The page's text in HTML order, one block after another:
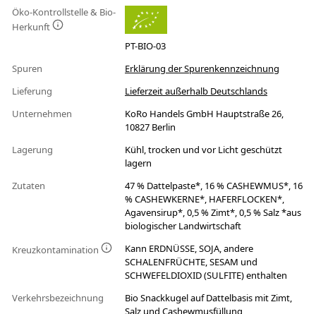
Öko-Kontrollstelle & Bio-
Herkunft
PT-BIO-03
Spuren
Erklärung der Spurenkennzeichnung
Lieferung
Lieferzeit außerhalb Deutschlands
Unternehmen
KoRo Handels GmbH Hauptstraße 26,
10827 Berlin
Lagerung
Kühl, trocken und vor Licht geschützt
lagern
Zutaten
47 % Dattelpaste*, 16 % CASHEWMUS*, 16
% CASHEWKERNE*, HAFERFLOCKEN*,
Agavensirup*, 0,5 % Zimt*, 0,5 % Salz *aus
biologischer Landwirtschaft
Kreuzkontamination
Kann ERDNÜSSE, SOJA, andere
SCHALENFRÜCHTE, SESAM und
SCHWEFELDIOXID (SULFITE) enthalten
Verkehrsbezeichnung
Bio Snackkugel auf Dattelbasis mit Zimt,
Salz und Cashewmusfüllung